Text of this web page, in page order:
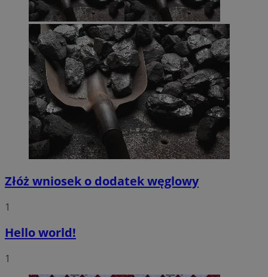
Złóż wniosek o dodatek węglowy
1
Hello world!
1